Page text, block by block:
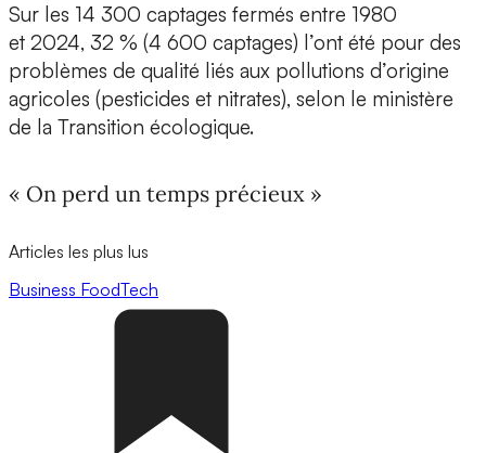
Sur les 14 300 captages fermés entre 1980
et 2024, 32 % (4 600 captages) l’ont été pour des
problèmes de qualité liés aux pollutions d’origine
agricoles (pesticides et nitrates), selon le ministère
de la Transition écologique.
« On perd un temps précieux »
Articles les plus lus
Business FoodTech